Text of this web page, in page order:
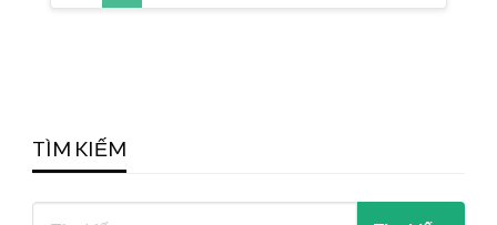
bài
TÌM KIẾM